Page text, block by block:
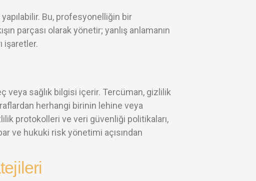
Bu, profesyonelliğin bir
parçası olarak yönetir; yanlış anlamanın
işaretler.
veya sağlık bilgisi içerir. Tercüman, gizlilik
herhangi birinin lehine veya
protokolleri ve veri güvenliği politikaları,
ve hukuki risk yönetimi açısından